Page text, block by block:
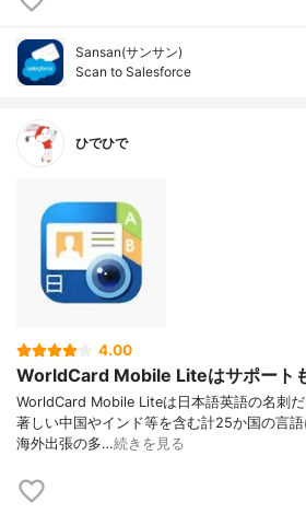
Sansan(サンサン)
Scan to Salesforce
ひでひで
4.00
WorldCard Mobile Liteはサポート
WorldCard Mobile Liteは日本語英語の名刺
著しい中国やインド等を含む計25か国の言語
海外出張の多…続きを見る